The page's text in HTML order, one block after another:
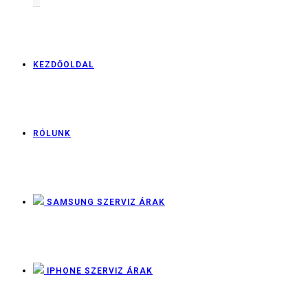
KEZDŐOLDAL
RÓLUNK
SAMSUNG SZERVIZ ÁRAK
IPHONE SZERVIZ ÁRAK